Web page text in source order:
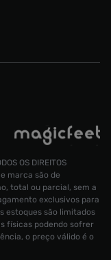
OS DIREITOS
marca são de
total ou parcial, sem a
exclusivos para
estoques são limitados
físicas podendo sofrer
o preço válido é o